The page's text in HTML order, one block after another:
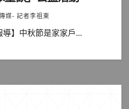
媒- 記者李祖東
導】中秋節是家家戶...